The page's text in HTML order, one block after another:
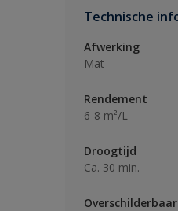
Technische
Afwerking
Mat
Rendement
6-8 m²/L
Droogtijd
Ca. 30 min.
Overschilderbaar